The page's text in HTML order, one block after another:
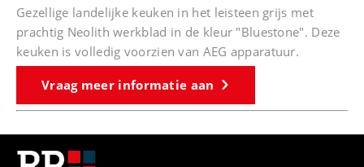
Gezellige landelijke keuken in het leisteen grijs met
prachtig Neolith werkblad in de kleur "Bluestone". Deze
keuken is volledig voorzien van AEG apparatuur.
Vraag meer informatie aan